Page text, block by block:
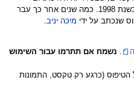
הטיפוס. הספרון יצא במהדורה ראשונה בשנת 1998. כמה שנים אחר כך עבר
שנכתב על ידי מיכה יניב.
. נשמח אם תתרמו עבור השימוש
הטיפוס (כרגע רק טקסט, התמונות